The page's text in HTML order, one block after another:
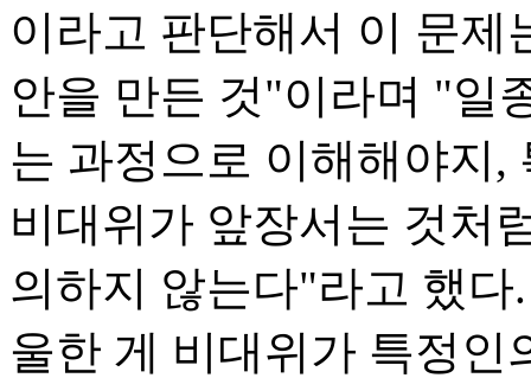
이라고 판단해서 이 문
안을 만든 것"이라며 "일
는 과정으로 이해해야지,
비대위가 앞장서는 것처
의하지 않는다"라고 했
울한 게 비대위가 특정인